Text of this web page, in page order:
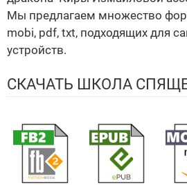
Мы предлагаем множество
mobi, pdf, txt, подходящих для
устройств.
СКАЧАТЬ ШКОЛА